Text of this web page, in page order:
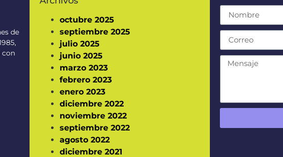
de
con
octubre 2025
septiembre 2025
julio 2025
junio 2025
marzo 2023
febrero 2023
enero 2023
diciembre 2022
noviembre 2022
septiembre 2022
agosto 2022
diciembre 2021